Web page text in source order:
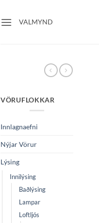
VALMYND
VÖRUFLOKKAR
Innlagnaefni
Nýjar Vörur
Lýsing
Innilýsing
Baðlýsing
Lampar
Loftljós